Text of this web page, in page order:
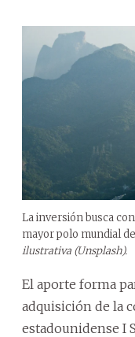
La inversión busca
mayor polo mundial
ilustrativa (Unsplash).
El aporte forma
adquisición de la
estadounidense I